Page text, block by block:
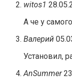
witos1
А че у
Валерий
Установил,
AnSummer